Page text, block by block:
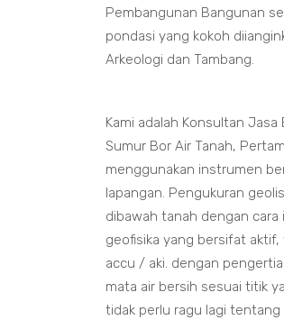
Pembangunan Bangunan
pondasi yang kokoh
Arkeologi dan Tambang.
Kami adalah Konsultan
Sumur Bor Air Tanah,
menggunakan instrumen
lapangan. Pengukuran
dibawah tanah dengan
geofisika yang bersifat
accu / aki. dengan
mata air bersih sesuai titik
tidak perlu ragu lagi